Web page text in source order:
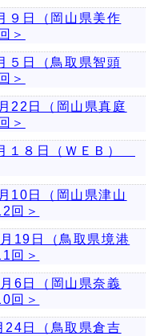
９日（岡山県美作
＞
５日（鳥取県智頭
＞
22日（岡山県真庭
＞
１８日（ＷＥＢ）
10日（岡山県津山
回＞
19日（鳥取県境港
回＞
6日（岡山県奈義
回＞
24日（鳥取県倉吉